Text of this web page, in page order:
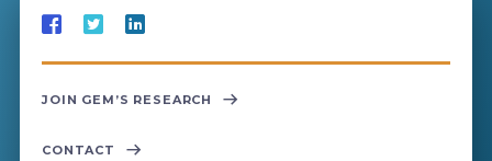
JOIN GEM’S RESEARCH
CONTACT